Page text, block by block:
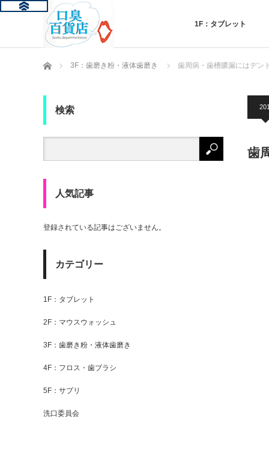
1F：タブレット
ホーム 3F：歯磨き粉・液体歯磨き 歯周病・歯槽膿漏にはデン
歯
検索
人気記事
登録されている記事はございません。
カテゴリー
1F：タブレット
2F：マウスウォッシュ
3F：歯磨き粉・液体歯磨き
4F：フロス・歯ブラシ
5F：サプリ
洗口委員会